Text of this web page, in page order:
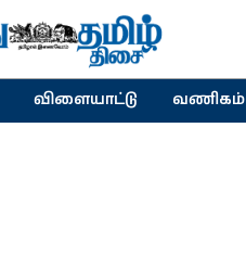
விளையாட்டு வணிகம்